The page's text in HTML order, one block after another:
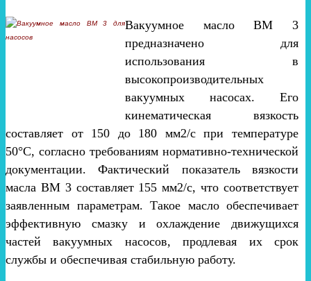
Вакуумное масло ВМ 3
предназначено для
использования в
высокопроизводительных
вакуумных насосах. Его
кинематическая вязкость
составляет от 150 до 180 мм2/с при температуре
50°C, согласно требованиям нормативно-технической
документации. Фактический показатель вязкости
масла ВМ 3 составляет 155 мм2/с, что соответствует
заявленным параметрам. Такое масло обеспечивает
эффективную смазку и охлаждение движущихся
частей вакуумных насосов, продлевая их срок
службы и обеспечивая стабильную работу.